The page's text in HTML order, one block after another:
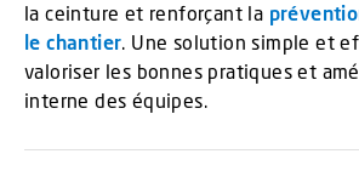
la ceinture et renforçant la
le chantier. Une solution simple et
valoriser les bonnes pratiques et
interne des équipes.